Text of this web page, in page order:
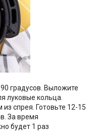
градусов. Выложите
луковые кольца.
спрея. Готовьте 12-15
За время
будет 1 раз